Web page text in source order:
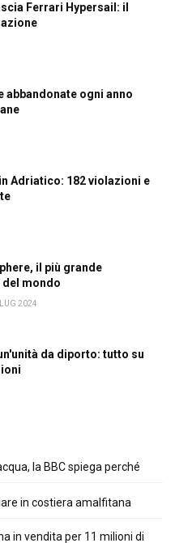
Ferrari Hypersail: il
abbandonate ogni anno
Adriatico: 182 violazioni e
il più grande
del mondo
2024
da diporto: tutto su
la BBC spiega perché
in costiera amalfitana
in vendita per 11 milioni di